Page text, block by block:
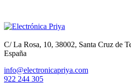
C/ La Rosa, 10, 38002, Santa Cruz de
España
info@electronicapriya.com
922 244 305